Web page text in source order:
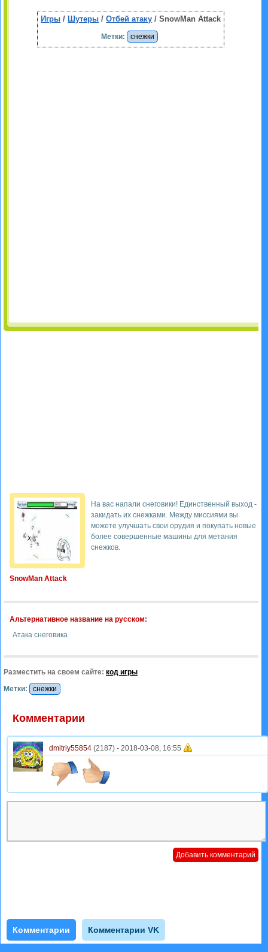
Игры / Шутеры /Отбей атаку / SnowMan Attack
Метки: снежки
SnowMan Attack
На вас напали снеговики! Единственный выход -
закидать их снежками. Между миссиями вы
можете улучшать свои орудия и покупать новые
более совершенные машины для метания
снежков.
Альтернативное название на русском:
Атака снеговика
Разместить на своем сайте: код игры
Метки:
снежки
Комментарии
dmitriy55854 (2187) - 2018-03-08, 16:55
Комментарии Комментарии VK